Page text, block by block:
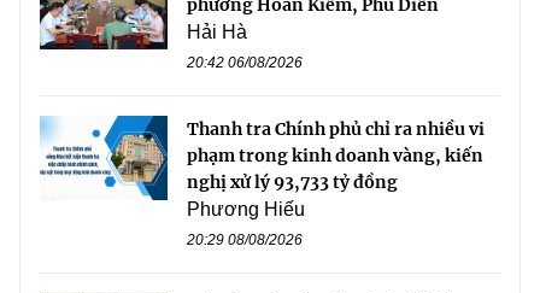
Hải Hà
20:42 06/08/2026
Thanh tra Chính phủ chỉ ra nhiều vi
phạm trong kinh doanh vàng, kiến
nghị xử lý 93,733 tỷ đồng
Phương Hiếu
20:29 08/08/2026